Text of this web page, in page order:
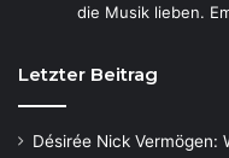
die Musik lieben.
Letzter Beitrag
Désirée Nick Vermögen: